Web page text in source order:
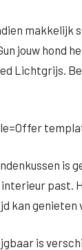
makkelijk
jouw hond
Lichtgrijs.
is
past.
kan
is